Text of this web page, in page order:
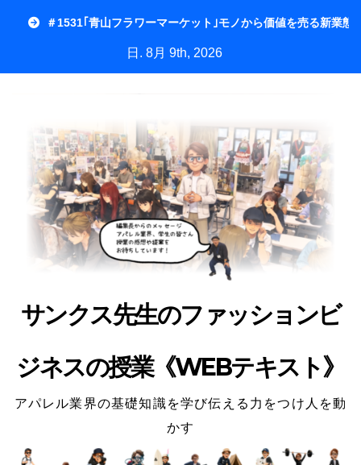
＃1531｢青山フラワーマーケット｣モノから価値を売る新業態
日. 8月 9th, 2026
サンクス先生のファッションビ
ジネスの授業《WEBテキスト》
アパレル業界の基礎知識を学び伝える力をつけ人を動
かす